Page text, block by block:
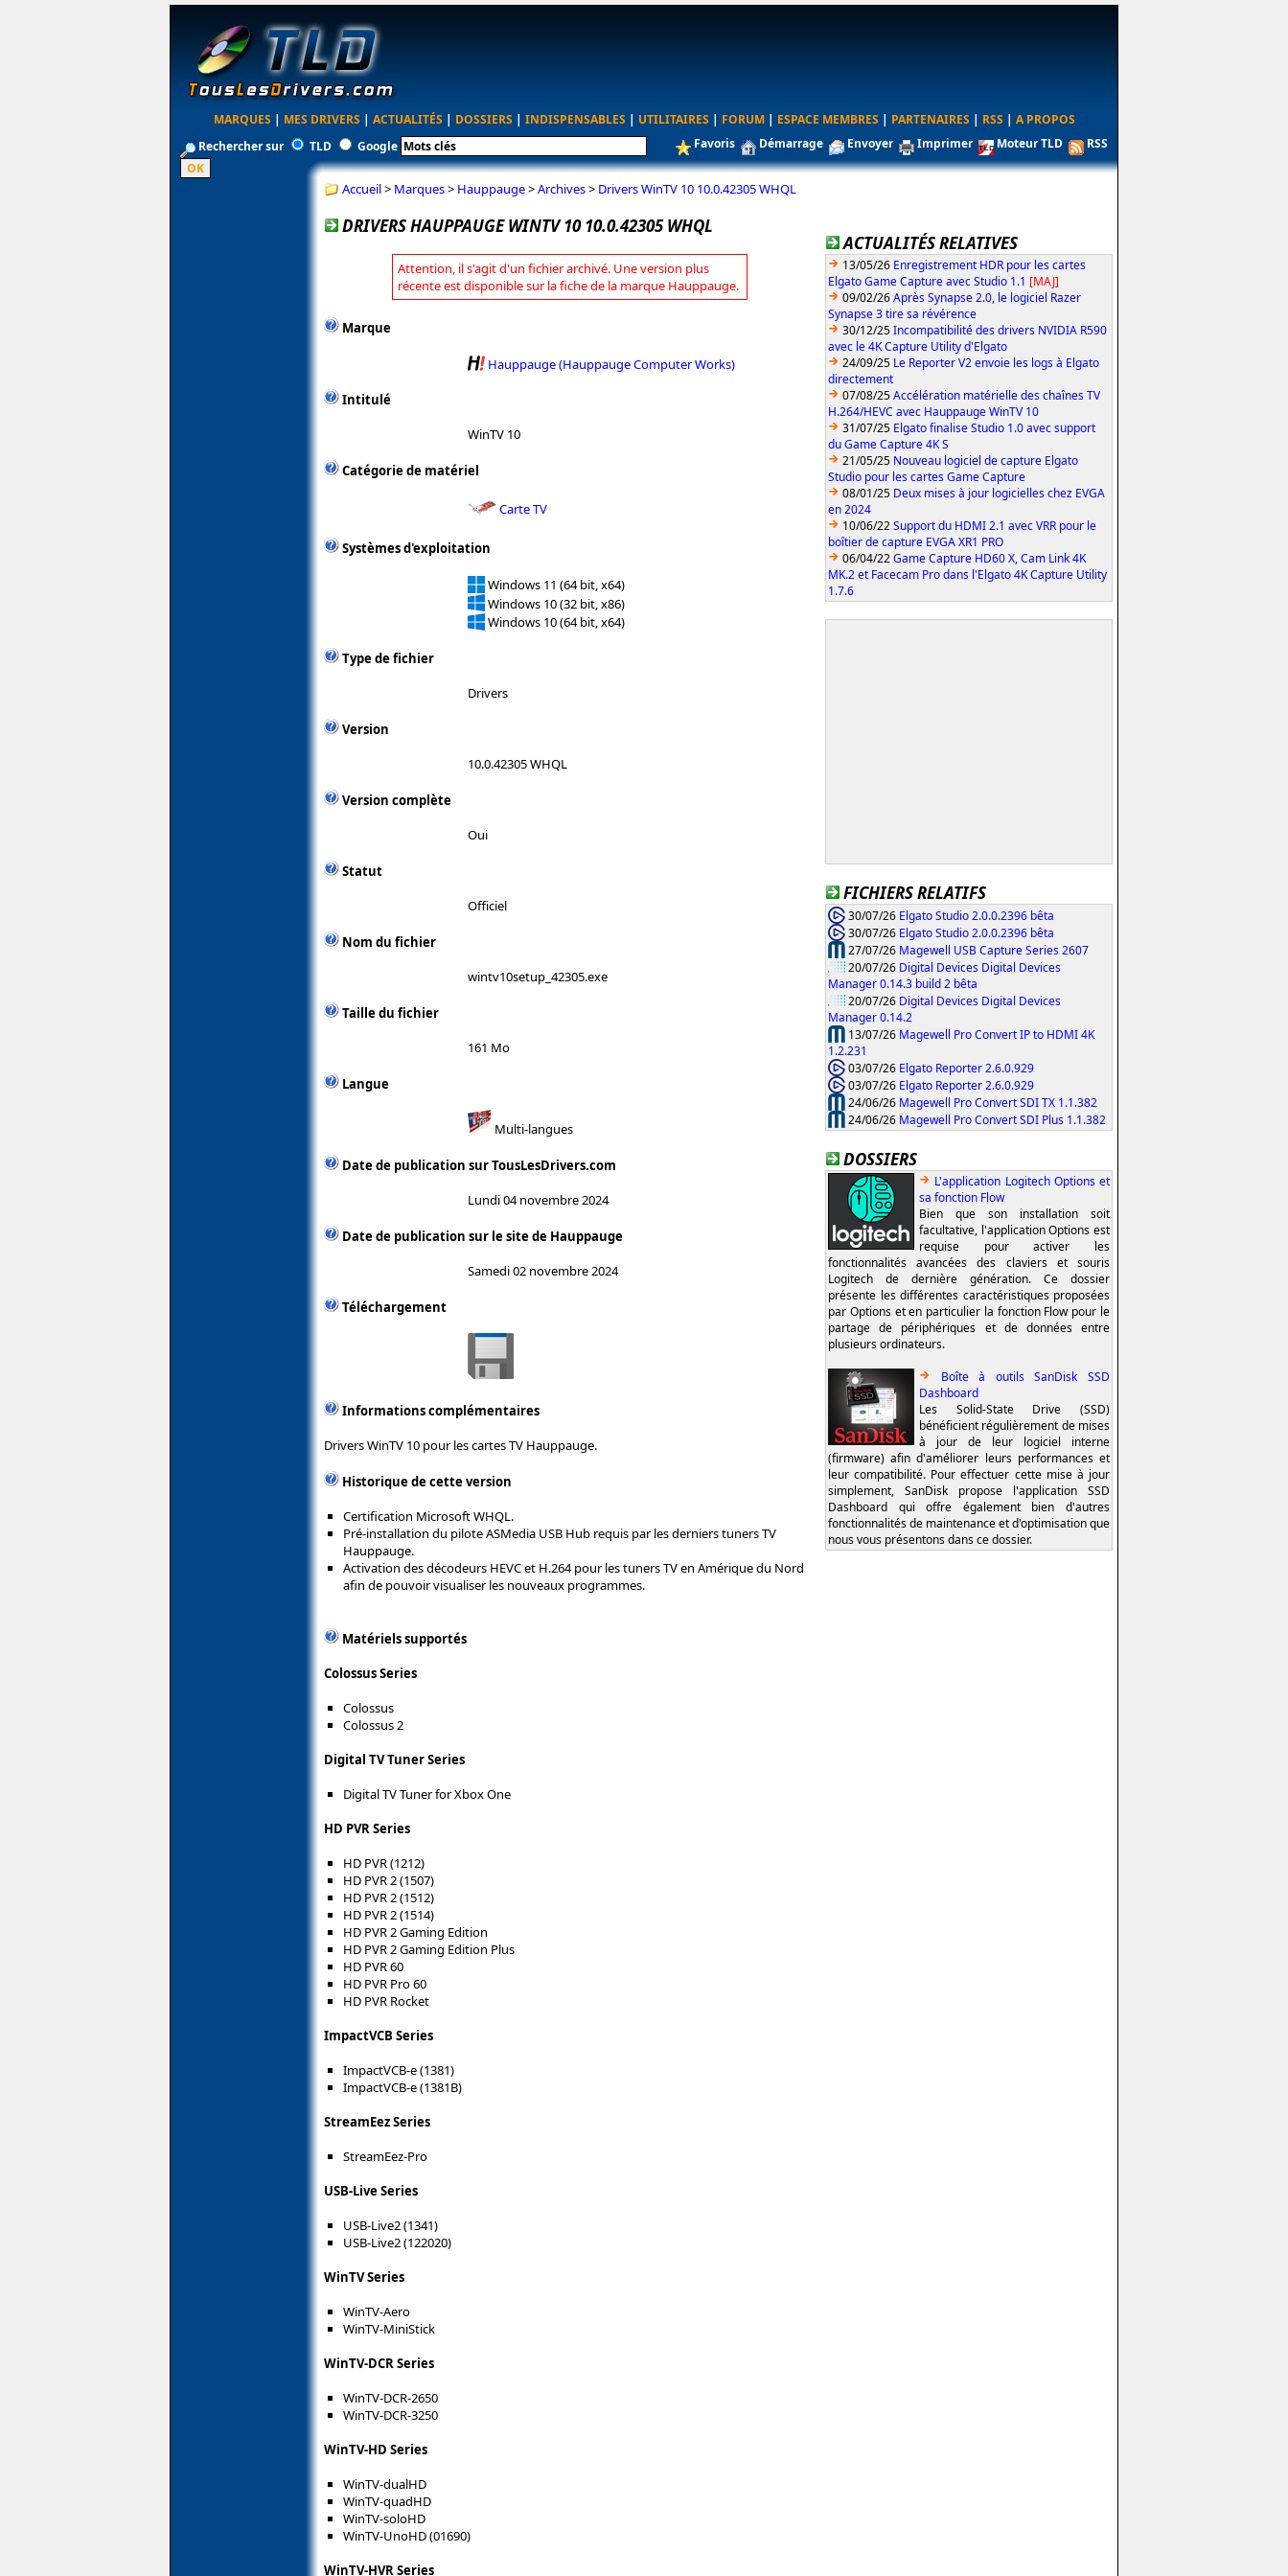
MARQUES | MES DRIVERS | ACTUALITÉS | DOSSIERS | INDISPENSABLES | UTILITAIRES | FORUM | ESPACE MEMBRES | PARTENAIRES | RSS | A PROPOS
Rechercher sur
TLD Google Favoris Démarrage Envoyer Imprimer Moteur TLD RSS
Accueil> Marques> Hauppauge>Archives> Drivers WinTV 10 10.0.42305 WHQL
DRIVERS HAUPPAUGE WINTV 10 10.0.42305 WHQL
Attention, il s'agit d'un fichier archivé. Une version plus
récente est disponible sur la fiche de la marque Hauppauge.
Marque
Hauppauge (Hauppauge Computer Works)
Intitulé
WinTV 10
Catégorie de matériel
Carte TV
Systèmes d'exploitation
Windows 11 (64 bit, x64)
Windows 10 (32 bit, x86)
Windows 10 (64 bit, x64)
Type de fichier
Drivers
Version
10.0.42305 WHQL
Version complète
Oui
Statut
Officiel
Nom du fichier
wintv10setup_42305.exe
Taille du fichier
161 Mo
Langue
Multi-langues
Date de publication sur TousLesDrivers.com
Lundi 04 novembre 2024
Date de publication sur le site de Hauppauge
Samedi 02 novembre 2024
Téléchargement
Informations complémentaires
Drivers WinTV 10 pour les cartes TV Hauppauge.
Historique de cette version
Certification Microsoft WHQL.
Pré-installation du pilote ASMedia USB Hub requis par les derniers tuners TV
Hauppauge.
Activation des décodeurs HEVC et H.264 pour les tuners TV en Amérique du Nord
afin de pouvoir visualiser les nouveaux programmes.
Matériels supportés
Colossus Series
Colossus
Colossus 2
Digital TV Tuner Series
Digital TV Tuner for Xbox One
HD PVR Series
HD PVR (1212)
HD PVR 2 (1507)
HD PVR 2 (1512)
HD PVR 2 (1514)
HD PVR 2 Gaming Edition
HD PVR 2 Gaming Edition Plus
HD PVR 60
HD PVR Pro 60
HD PVR Rocket
ImpactVCB Series
ImpactVCB-e (1381)
ImpactVCB-e (1381B)
StreamEez Series
StreamEez-Pro
USB-Live Series
USB-Live2 (1341)
USB-Live2 (122020)
WinTV Series
WinTV-Aero
WinTV-MiniStick
WinTV-DCR Series
WinTV-DCR-2650
WinTV-DCR-3250
WinTV-HD Series
WinTV-dualHD
WinTV-quadHD
WinTV-soloHD
WinTV-UnoHD (01690)
WinTV-HVR Series
ACTUALITÉS RELATIVES
13/05/26 Enregistrement HDR pour les cartes
Elgato Game Capture avec Studio 1.1 [MAJ]
09/02/26Après Synapse 2.0, le logiciel Razer
Synapse 3 tire sa révérence
30/12/25Incompatibilité des drivers NVIDIA R590
avec le 4K Capture Utility d'Elgato
24/09/25 Le Reporter V2 envoie les logs à Elgato
directement
07/08/25Accélération matérielle des chaînes TV
H.264/HEVC avec Hauppauge WinTV 10
31/07/25 Elgato finalise Studio 1.0 avec support
du Game Capture 4K S
21/05/25 Nouveau logiciel de capture Elgato
Studio pour les cartes Game Capture
08/01/25 Deux mises à jour logicielles chez EVGA
en 2024
10/06/22Support du HDMI 2.1 avec VRR pour le
boîtier de capture EVGA XR1 PRO
06/04/22Game Capture HD60 X, Cam Link 4K
MK.2 et Facecam Pro dans l'Elgato 4K Capture Utility
1.7.6
FICHIERS RELATIFS
30/07/26 Elgato Studio 2.0.0.2396 bêta
30/07/26 Elgato Studio 2.0.0.2396 bêta
27/07/26 Magewell USB Capture Series 2607
20/07/26 Digital Devices Digital Devices
Manager 0.14.3 build 2 bêta
20/07/26 Digital Devices Digital Devices
Manager 0.14.2
13/07/26 Magewell Pro Convert IP to HDMI 4K
1.2.231
03/07/26 Elgato Reporter 2.6.0.929
03/07/26 Elgato Reporter 2.6.0.929
24/06/26 Magewell Pro Convert SDI TX 1.1.382
24/06/26 Magewell Pro Convert SDI Plus 1.1.382
DOSSIERS
L'application Logitech Options et
sa fonction Flow
Bien que son installation soit
facultative, l'application Options est
requise pour activer les
fonctionnalités avancées des claviers et souris
Logitech de dernière génération. Ce dossier
présente les différentes caractéristiques proposées
par Options et en particulier la fonction Flow pour le
partage de périphériques et de données entre
plusieurs ordinateurs.
Boîte à outils SanDisk SSD
Dashboard
Les Solid-State Drive (SSD)
bénéficient régulièrement de mises
à jour de leur logiciel interne
(firmware) afin d'améliorer leurs performances et
leur compatibilité. Pour effectuer cette mise à jour
simplement, SanDisk propose l'application SSD
Dashboard qui offre également bien d'autres
fonctionnalités de maintenance et d'optimisation que
nous vous présentons dans ce dossier.